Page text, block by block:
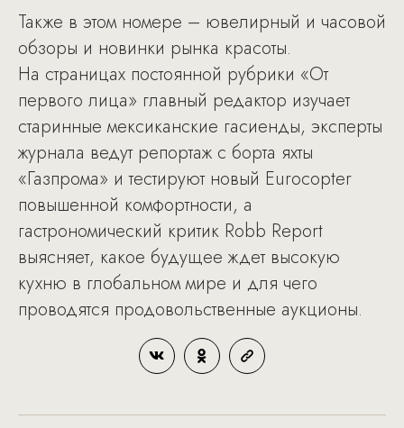
Также в этом номере – ювелирный и часовой
обзоры и новинки рынка красоты.
На страницах постоянной рубрики «От
первого лица» главный редактор изучает
старинные мексиканские гасиенды, эксперты
журнала ведут репортаж с борта яхты
«Газпрома» и тестируют новый Eurocopter
повышенной комфортности, а
гастрономический критик Robb Report
выясняет, какое будущее ждет высокую
кухню в глобальном мире и для чего
проводятся продовольственные аукционы.